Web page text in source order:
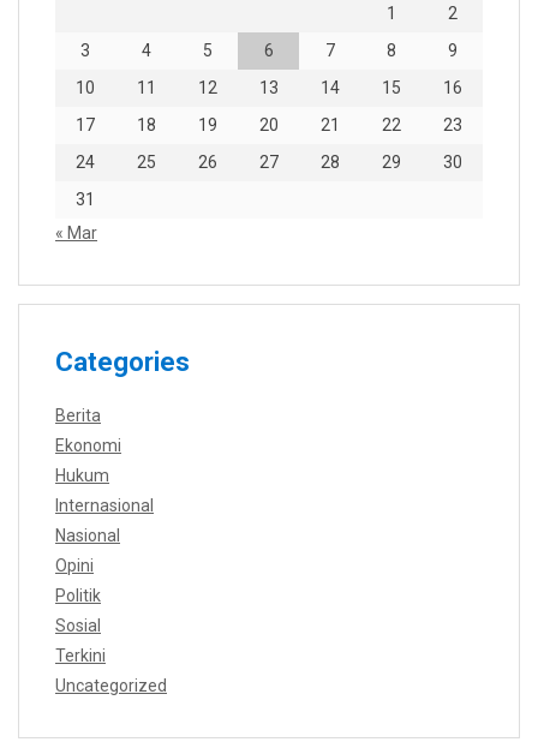
1
2
3
4 5 6 7 8
9
10
11 12 13 14 15
16
17
18 19 20 21 22
23
24
25 26 27 28 29
30
31
« Mar
Categories
Berita
Ekonomi
Hukum
Internasional
Nasional
Opini
Politik
Sosial
Terkini
Uncategorized